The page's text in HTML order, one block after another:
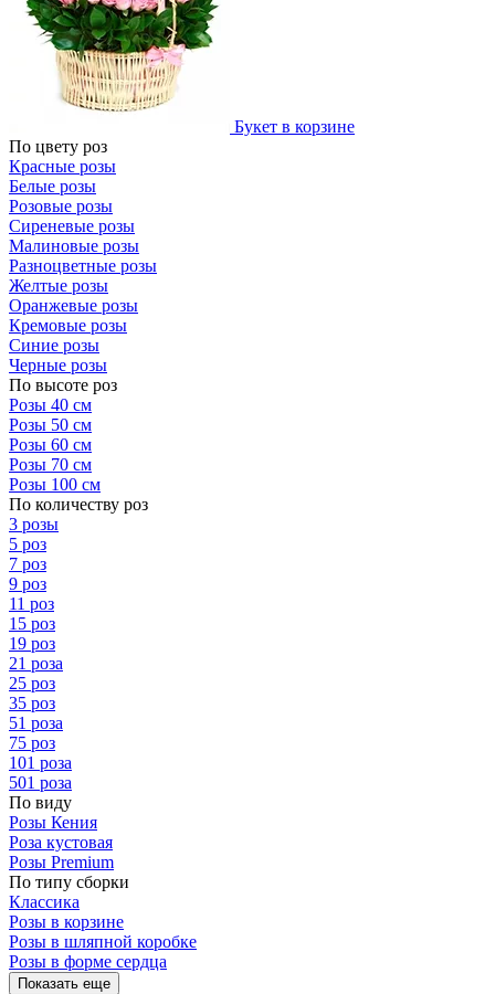
Букет в корзине
По цвету роз
Красные розы
Белые розы
Розовые розы
Сиреневые розы
Малиновые розы
Разноцветные розы
Желтые розы
Оранжевые розы
Кремовые розы
Синие розы
Черные розы
По высоте роз
Розы 40 см
Розы 50 см
Розы 60 см
Розы 70 см
Розы 100 см
По количеству роз
3 розы
5 роз
7 роз
9 роз
11 роз
15 роз
19 роз
21 роза
25 роз
35 роз
51 роза
75 роз
101 роза
501 роза
По виду
Розы Кения
Роза кустовая
Розы Premium
По типу сборки
Классика
Розы в корзине
Розы в шляпной коробке
Розы в форме сердца
Показать еще